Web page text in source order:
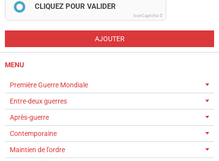
CLIQUEZ POUR VALIDER
IconCaptcha ©
AJOUTER
MENU
Première Guerre Mondiale
Entre-deux guerres
Après-guerre
Contemporaine
Maintien de l'ordre